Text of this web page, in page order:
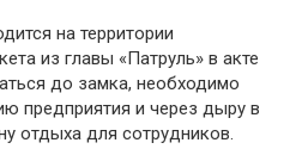
на территории
из главы «Патруль» в акте
до замка, необходимо
предприятия и через дыру в
отдыха для сотрудников.